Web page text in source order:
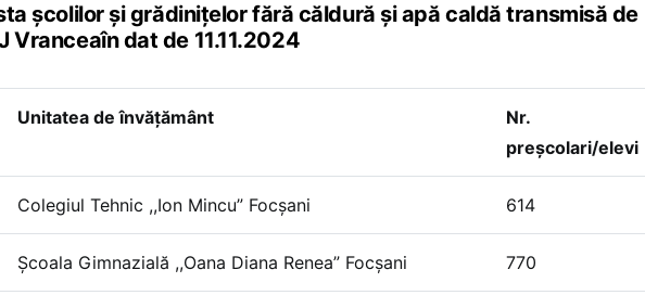
școlilor și grădinițelor fără căldură și apă caldă transmisă de
Vranceaîn dat de 11.11.2024
Unitatea de învățământ
Nr.
preșcolari/elevi
Colegiul Tehnic ,,Ion Mincu” Focșani 614
Școala Gimnazială ,,Oana Diana Renea” Focșani 770